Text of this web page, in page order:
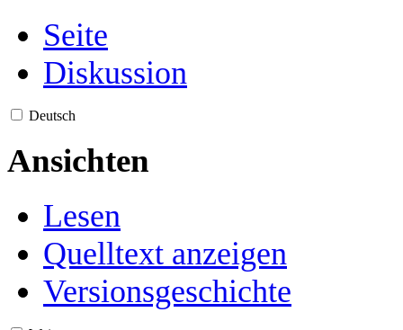
Seite
Diskussion
Deutsch
Ansichten
Lesen
Quelltext anzeigen
Versionsgeschichte